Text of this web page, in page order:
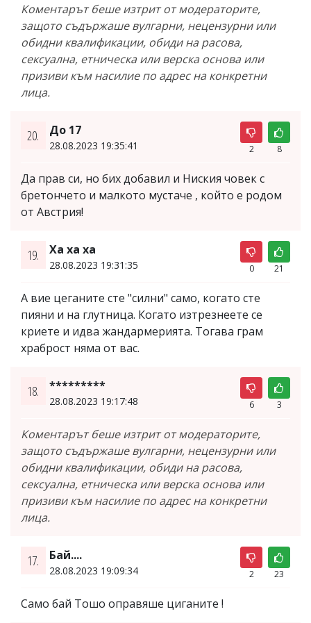
Коментарът беше изтрит от модераторите,
защото съдържаше вулгарни, нецензурни или
обидни квалификации, обиди на расова,
сексуална, етническа или верска основа или
призиви към насилие по адрес на конкретни
лица.
20. До 17
28.08.2023 19:35:41 2 8
Да прав си, но бих добавил и Ниския човек с
бретончето и малкото мустаче , който е родом
от Австрия!
19. Ха ха ха
28.08.2023 19:31:35 0 21
А вие цеганите сте "силни" само, когато сте
пияни и на глутница. Когато изтрезнеете се
криете и идва жандармерията. Тогава грам
храброст няма от вас.
18. *********
28.08.2023 19:17:48 6 3
Коментарът беше изтрит от модераторите,
защото съдържаше вулгарни, нецензурни или
обидни квалификации, обиди на расова,
сексуална, етническа или верска основа или
призиви към насилие по адрес на конкретни
лица.
17. Бай....
28.08.2023 19:09:34 2 23
Само бай Тошо оправяше циганите !